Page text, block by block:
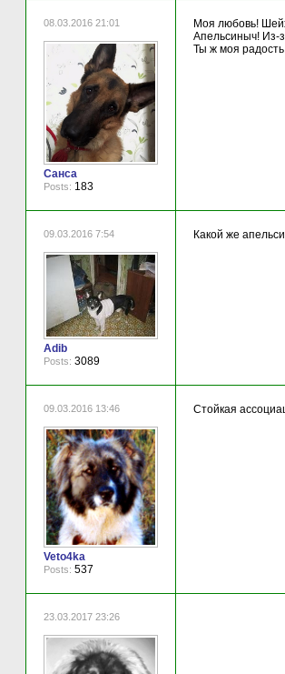
08.03.2016 21:01
Санса
Posts: 183
Моя любовь!
Апельсиныч! Из-
Ты ж моя
09.03.2016 7:54
Adib
Posts: 3089
Какой же
09.03.2016 13:46
Veto4ka
Posts: 537
Стойкая
23.03.2017 23:26